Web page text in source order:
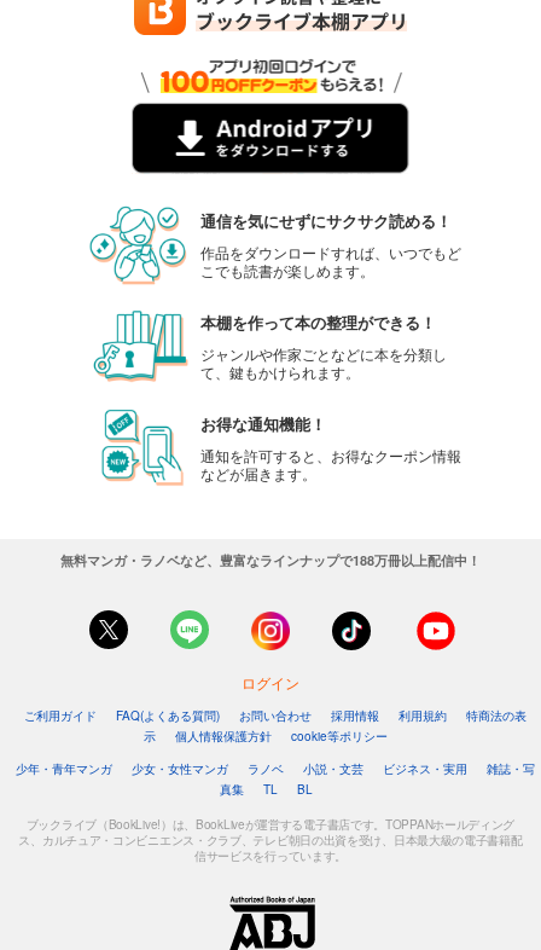
通信を気にせずにサクサク読める！
作品をダウンロードすれば、いつでもど
こでも読書が楽しめます。
本棚を作って本の整理ができる！
ジャンルや作家ごとなどに本を分類し
て、鍵もかけられます。
お得な通知機能！
通知を許可すると、お得なクーポン情報
などが届きます。
無料マンガ・ラノベなど、豊富なラインナップで188万冊以上配信中！
ログイン
ご利用ガイド FAQ(よくある質問) お問い合わせ 採用情報 利用規約
特商法の表
示
個人情報保護方針
cookie等ポリシー
少年・青年マンガ
少女・女性マンガ ラノベ 小説・文芸 ビジネス・実用
雑誌・写
真集
TL BL
ブックライブ（BookLive!）は、BookLiveが運営する電子書店です。TOPPANホールディング
ス、カルチュア・コンビニエンス・クラブ、テレビ朝日の出資を受け、日本最大級の電子書籍配
信サービスを行っています。